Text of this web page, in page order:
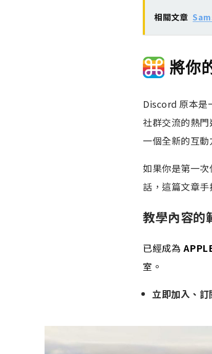
相關文章
將你
Discord 原本是
社群交流的熱
一個全新的互動
如果你是第一
話，這篇文章
教學內容的
已經成為
室。
立即加入、訂